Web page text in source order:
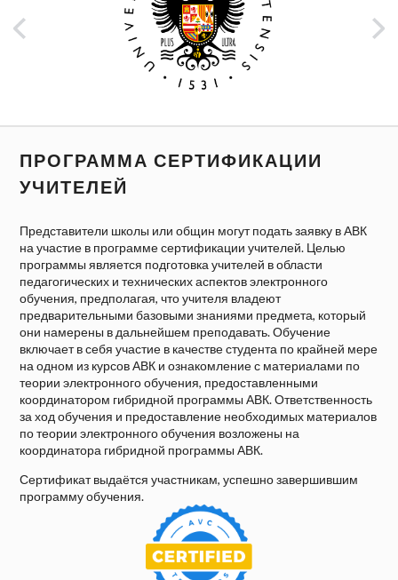
ПРОГРАММА СЕРТИФИКАЦИИ
УЧИТЕЛЕЙ
Представители школы или общин могут подать заявку в АВК
на участие в программе сертификации учителей. Целью
программы является подготовка учителей в области
педагогических и технических аспектов электронного
обучения, предполагая, что учителя владеют
предварительными базовыми знаниями предмета, который
они намерены в дальнейшем преподавать. Обучение
включает в себя участие в качестве студента по крайней мере
на одном из курсов АВК и ознакомление с материалами по
теории электронного обучения, предоставленными
координатором гибридной программы АВК. Ответственность
за ход обучения и предоставление необходимых материалов
по теории электронного обучения возложены на
координатора гибридной программы АВК.
Сертификат выдаётся участникам, успешно завершившим
программу обучения.